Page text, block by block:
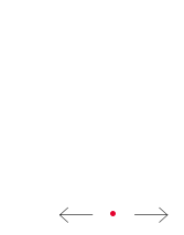
•